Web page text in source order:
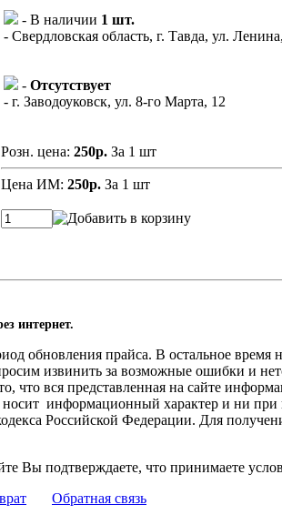
- В наличии 1 шт.
- Свердловская область, г. Тавда, ул.
- Отсутствует
- г. Заводоуковск, ул. 8-го Марта, 12
Розн. цена: 250р. За 1 шт
Цена ИМ: 250р. За 1 шт
интернет.
обновления прайса. В остальное время
извинить за возможные ошибки и
что вся представленная на сайте
носит информационный характер и ни
Российской Федерации. Для
Вы подтверждаете, что принимаете
Обратная связь